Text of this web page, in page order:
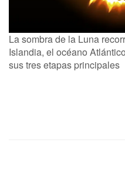
La sombra de la Luna
Islandia, el océano
sus tres etapas principales